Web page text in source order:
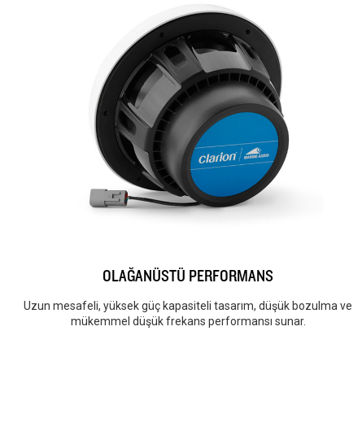
OLAĞANÜSTÜ PERFORMANS
Uzun mesafeli, yüksek güç kapasiteli tasarım, düşük bozulma ve
mükemmel düşük frekans performansı sunar.